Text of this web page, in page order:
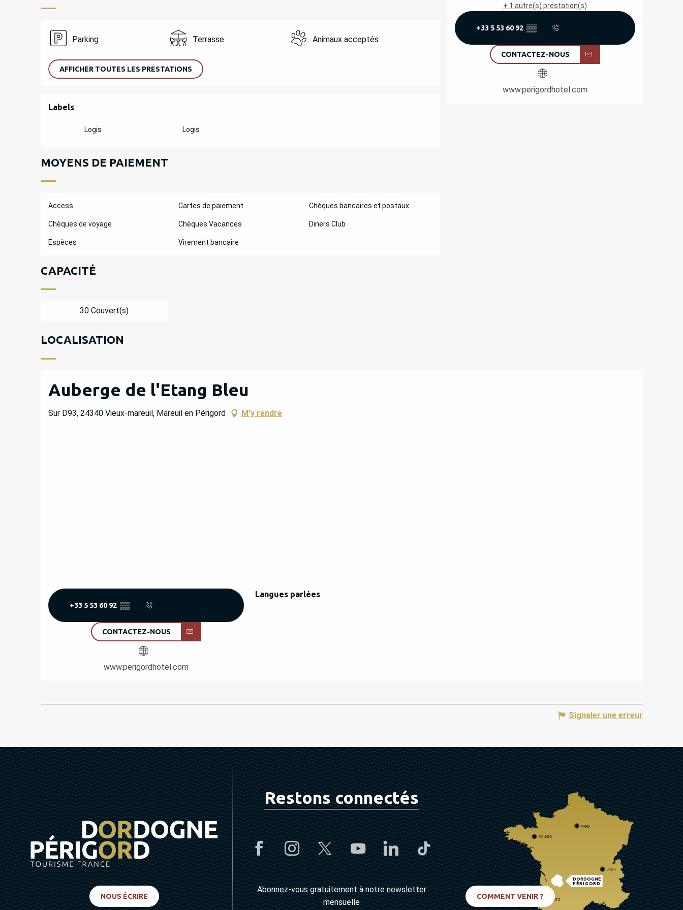
+ 1 autre(s) prestation(s)
+33 5 53 60 92 ▒▒
CONTACTEZ-NOUS
www.perigordhotel.com
Parking Terrasse Animaux acceptés
AFFICHER TOUTES LES PRESTATIONS
OFFRES DE PRESTATIONS
Labels
Labels
Logis Logis
MOYENS DE PAIEMENT
Access Cartes de paiement Chèques bancaires et postaux
Chèques de voyage Chèques Vacances Diners Club
Espèces Virement bancaire
CAPACITÉ
30 Couvert(s)
LOCALISATION
Auberge de l'Etang Bleu
Sur D93, 24340 Vieux-mareuil, Mareuil en Périgord M'y rendre
+33 5 53 60 92 ▒▒
CONTACTEZ-NOUS
www.perigordhotel.com
Langues parlées
Langues parlées
Signaler une erreur
NOUS ÉCRIRE
Restons connectés
Abonnez-vous gratuitement à notre newsletter
mensuelle
DORDOGNE
PÉRIGORD
PARIS
RENNES
LYON
BIARRITZ
COMMENT VENIR ?